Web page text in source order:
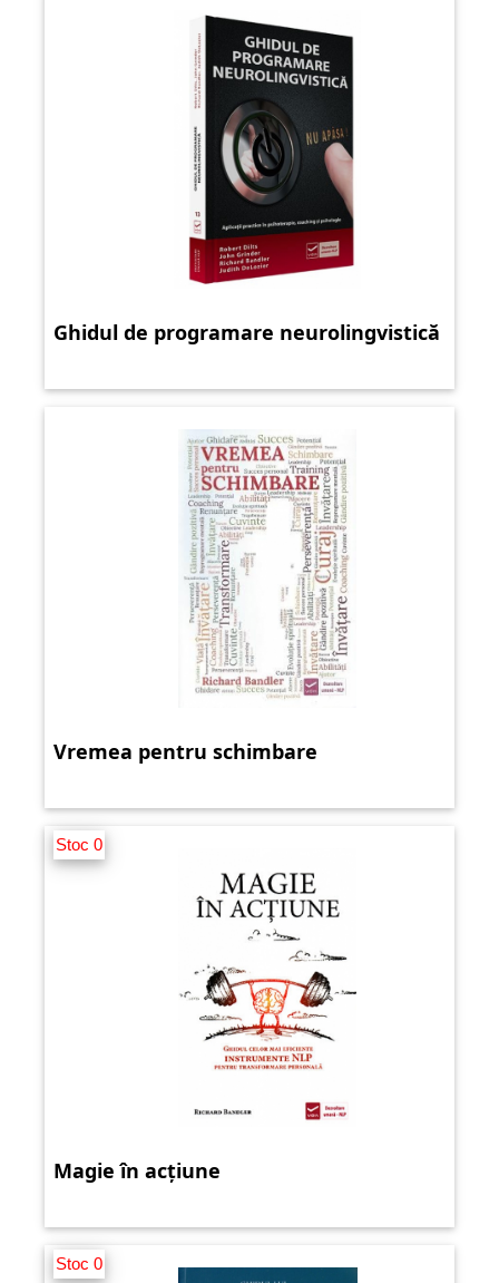
Ghidul de programare neurolingvistică
Vremea pentru schimbare
Stoc 0
Magie în acțiune
Stoc 0